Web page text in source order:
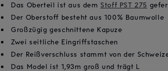
Das Oberteil ist aus dem Stoff PST 275
Der Oberstoff besteht aus 100% Baumwolle
Großzügig geschnittene Kapuze
Zwei seitliche Eingriffstaschen
Der Reißverschluss stammt von der
Das Model ist 1,93m groß und trägt L